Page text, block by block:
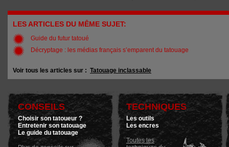
LES ARTICLES DU MÊME SUJET:
Guide du futur tatoué
Décryptage : les médias français s’emparent du tatouage
Voir tous les articles sur : Tatouage inclassable
CONSEILS
Choisir son tatoueur ?
Entretenir son tatouage
Le guide du tatouage
TECHNIQUES
Les outils
Les encres
Toutes les